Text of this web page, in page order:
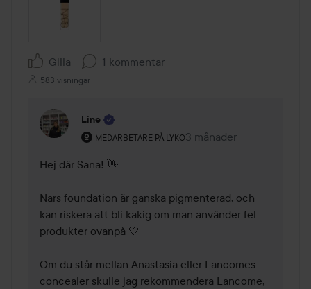
Gilla 1 kommentar
583 visningar
Line
MEDARBETARE PÅ LYKO
Användarens roll: Medarbetare på Lyko.
3 månader
Kommentaren lades 3
Hej där Sana! 👋
Nars foundation är ganska pigmenterad, och
kan riskera att bli kakig om man använder fel
produkter ovanpå 🤍
Om du står mellan Anastasia eller Lancomes
concealer skulle jag rekommendera Lancome,